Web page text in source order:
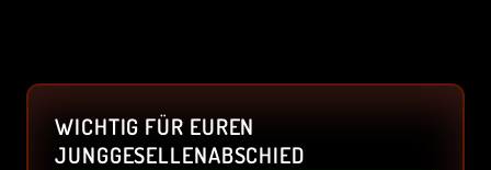
WICHTIG FÜR EUREN
JUNGGESELLENABSCHIED